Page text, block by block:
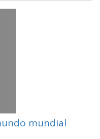
mundial